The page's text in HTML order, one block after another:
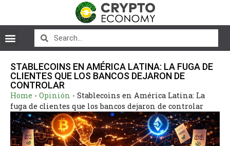
STABLECOINS EN AMÉRICA LATINA: LA FUGA DE
CLIENTES QUE LOS BANCOS DEJARON DE
CONTROLAR
Home - Opinión - Stablecoins en América Latina: La
fuga de clientes que los bancos dejaron de controlar